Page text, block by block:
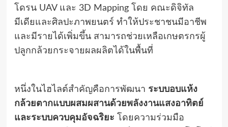
โดรน UAV และ 3D Mapping โดย คณะดิจิทัล
มีเดียและศิลปะภาพยนตร์ ทำให้ประชาชนมีอาชีพ
และมีรายได้เพิ่มขึ้น สามารถช่วยเหลือเกษตรกรผู้
ปลูกกล้วยกระจายผลผลิตได้ในพื้นที่
หนึ่งในไฮไลต์สำคัญคือการพัฒนา ระบบอบแห้ง
กล้วยตากแบบผสมผสานด้วยพลังงานแสงอาทิตย์
และระบบควบคุมอัจฉริยะ โดยความร่วมมือ